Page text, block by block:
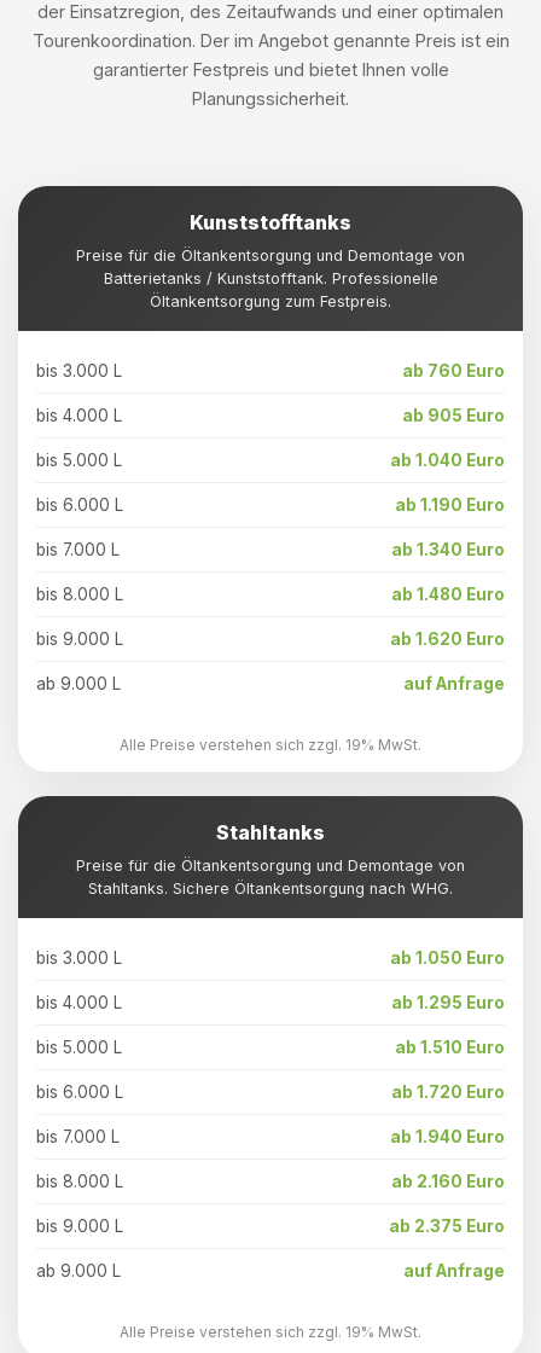
der Einsatzregion, des Zeitaufwands und einer optimalen
Tourenkoordination. Der im Angebot genannte Preis ist ein
garantierter Festpreis und bietet Ihnen volle
Planungssicherheit.
Kunststofftanks
Preise für die Öltankentsorgung und Demontage von
Batterietanks / Kunststofftank. Professionelle
Öltankentsorgung zum Festpreis.
bis 3.000 L ab 760 Euro
bis 4.000 L ab 905 Euro
bis 5.000 L ab 1.040 Euro
bis 6.000 L ab 1.190 Euro
bis 7.000 L ab 1.340 Euro
bis 8.000 L ab 1.480 Euro
bis 9.000 L ab 1.620 Euro
ab 9.000 L auf Anfrage
Alle Preise verstehen sich zzgl. 19% MwSt.
Stahltanks
Preise für die Öltankentsorgung und Demontage von
Stahltanks. Sichere Öltankentsorgung nach WHG.
bis 3.000 L ab 1.050 Euro
bis 4.000 L ab 1.295 Euro
bis 5.000 L ab 1.510 Euro
bis 6.000 L ab 1.720 Euro
bis 7.000 L ab 1.940 Euro
bis 8.000 L ab 2.160 Euro
bis 9.000 L ab 2.375 Euro
ab 9.000 L auf Anfrage
Alle Preise verstehen sich zzgl. 19% MwSt.